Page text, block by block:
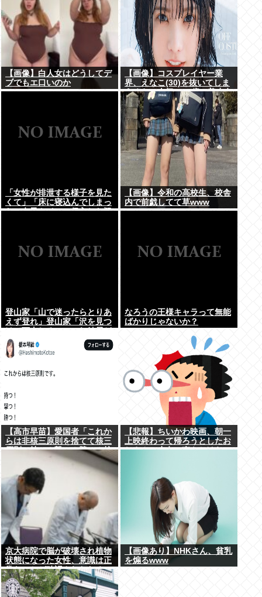
【画像】白人女はどうしてデ
ブでもエ口いのか
【画像】コスプレイヤー業
界、えなこ(30)を抜いてしま
うくらい人気の22歳の美少女
が可愛すぎる
「女性が排泄する様子を見た
くて」「床に寝込んでしまっ
た」女子トイレに侵入した疑
【画像】令和の高校生、校舎
内で前戯してて草www
登山家「山で迷ったらとりあ
えず登れ」登山家「沢を見つ
っちが正解なの？
なろうの王様キャラって無能
ばかりじゃないか？
【高市早苗】愛国者「これか
らは非核三原則を捨てて核三
原則。持つ！撃つ！勝つ！核
戦争には慣れている、試して
みるか？」
【悲報】ちいかわ映画、朝一
上映終わって帰ろうとしたお
じさん、少女に声をかけら
京大病院で脳が破壊され植物
状態になった女性、意識は正
常なことが確認されおわる
【画像あり】NHKさん、貧乳
を煽るwww